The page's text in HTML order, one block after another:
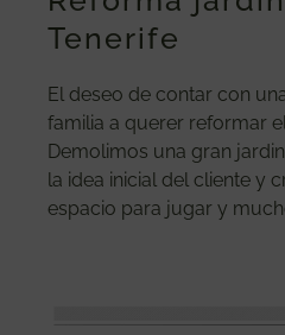
Tenerife
El deseo de contar con
familia a querer reformar
Demolimos una gran
la idea inicial del cliente y
espacio para jugar y